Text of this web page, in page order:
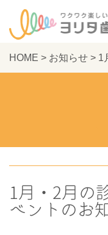
HOME > お知らせ > 1月
1月・2月の
ベントのお